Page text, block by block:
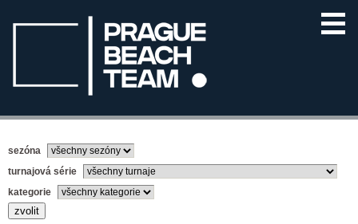
sezóna
turnajová série
kategorie